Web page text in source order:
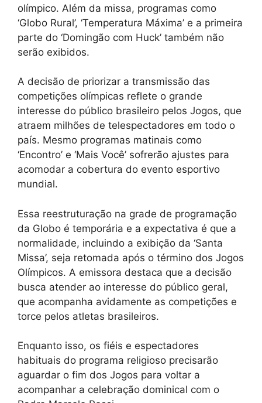
olímpico. Além da missa, programas como
‘Globo Rural’, ‘Temperatura Máxima’ e a primeira
parte do ‘Domingão com Huck’ também não
serão exibidos.
A decisão de priorizar a transmissão das
competições olímpicas reflete o grande
interesse do público brasileiro pelos Jogos, que
atraem milhões de telespectadores em todo o
país. Mesmo programas matinais como
‘Encontro’ e ‘Mais Você’ sofrerão ajustes para
acomodar a cobertura do evento esportivo
mundial.
Essa reestruturação na grade de programação
da Globo é temporária e a expectativa é que a
normalidade, incluindo a exibição da ‘Santa
Missa’, seja retomada após o término dos Jogos
Olímpicos. A emissora destaca que a decisão
busca atender ao interesse do público geral,
que acompanha avidamente as competições e
torce pelos atletas brasileiros.
Enquanto isso, os fiéis e espectadores
habituais do programa religioso precisarão
aguardar o fim dos Jogos para voltar a
acompanhar a celebração dominical com o